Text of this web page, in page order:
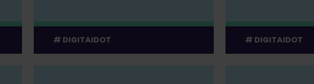
DIGITAIDOT DIGITAIDOT